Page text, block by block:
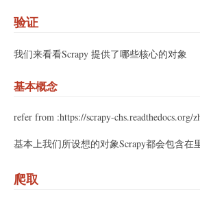
验证
我们来看看Scrapy 提供了哪些核心的对象
基本概念
refer from :https://scrapy-chs.readthedocs.org/
基本上我们所设想的对象Scrapy都会包含在
爬取